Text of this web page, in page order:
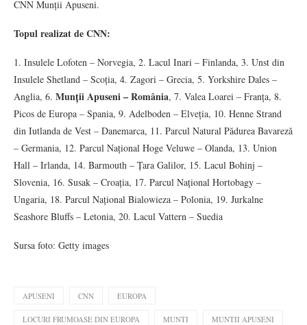
CNN Munții Apuseni.
Topul realizat de CNN:
1. Insulele Lofoten – Norvegia, 2. Lacul Inari – Finlanda, 3. Unst din
Insulele Shetland – Scoția, 4. Zagori – Grecia, 5. Yorkshire Dales –
Anglia, 6. Munții Apuseni – România, 7. Valea Loarei – Franța, 8.
Picos de Europa – Spania, 9. Adelboden – Elveția, 10. Henne Strand
din Iutlanda de Vest – Danemarca, 11. Parcul Natural Pădurea Bavareză
– Germania, 12. Parcul Național Hoge Veluwe – Olanda, 13. Union
Hall – Irlanda, 14. Barmouth – Țara Galilor, 15. Lacul Bohinj –
Slovenia, 16. Susak – Croația, 17. Parcul Național Hortobagy –
Ungaria, 18. Parcul Național Bialowieza – Polonia, 19. Jurkalne
Seashore Bluffs – Letonia, 20. Lacul Vattern – Suedia
Sursa foto: Getty images
APUSENI CNN EUROPA
LOCURI FRUMOASE DIN EUROPA MUNTI MUNTII APUSENI